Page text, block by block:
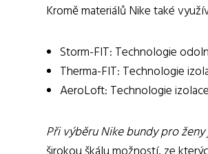
Kromě materiálů Nike také
Storm-FIT: Technologie
Therma-FIT: Technologie
AeroLoft: Technologie
Při výběru Nike bundy pro